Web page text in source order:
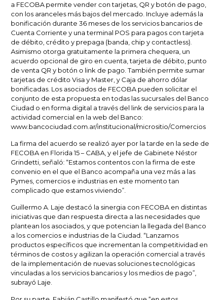
a FECOBA permite vender con tarjetas, QR y botón de pago,
con los aranceles más bajos del mercado. Incluye además la
bonificación durante 36 meses de los servicios bancarios de
Cuenta Corriente y una terminal POS para pagos con tarjeta
de débito, crédito y prepaga (banda, chip y contactless).
Asimismo otorga gratuitamente la primera chequera, un
acuerdo opcional de giro en cuenta, tarjeta de débito, punto
de venta QR y botón o link de pago. También permite sumar
tarjetas de crédito Visa y Master, y Caja de ahorro dólar
bonificadas. Los asociados de FECOBA pueden solicitar el
conjunto de esta propuesta en todas las sucursales del Banco
Ciudad o en forma digital a través del link de servicios para la
actividad comercial en la web del Banco:
www.bancociudad.com.ar/institucional/micrositio/Comercios
La firma del acuerdo se realizó ayer por la tarde en la sede de
FECOBA en Florida 15 – CABA, y el jefe de Gabinete Néstor
Grindetti, señaló: “Estamos contentos con la firma de este
convenio en el que el Banco acompaña una vez más a las
Pymes, comercios e industrias en este momento tan
complicado que estamos viviendo”.
Guillermo A. Laje destacó la sinergia con FECOBA en distintas
iniciativas que dan respuesta directa a las necesidades que
plantean los asociados, y que potencian la llegada del Banco
a los comercios e industrias de la Ciudad. “Lanzamos
productos específicos que incrementan la competitividad en
términos de costos y agilizan la operación comercial a través
de la implementación de nuevas soluciones tecnológicas
vinculadas a los servicios bancarios y los medios de pago”,
subrayó Laje.